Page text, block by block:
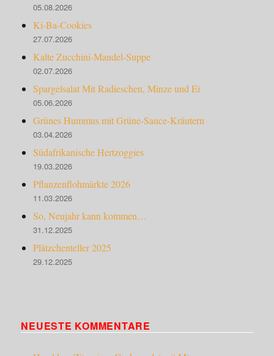
05.08.2026
Ki-Ba-Cookies
27.07.2026
Kalte Zucchini-Mandel-Suppe
02.07.2026
Spargelsalat Mit Radieschen, Minze und Ei
05.06.2026
Grünes Hummus mit Grüne-Sauce-Kräutern
03.04.2026
Südafrikanische Hertzoggies
19.03.2026
Pflanzenflohmärkte 2026
11.03.2026
So, Neujahr kann kommen…
31.12.2025
Plätzchenteller 2025
29.12.2025
NEUESTE KOMMENTARE